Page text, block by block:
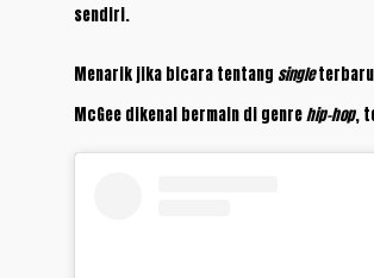
sendiri.
Menarik jika bicara tentang singleterbaru
McGee dikenal bermain di genrehip-hop,